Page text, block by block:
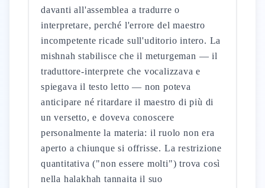
davanti all'assemblea a tradurre o
interpretare, perché l'errore del maestro
incompetente ricade sull'uditorio intero. La
mishnah stabilisce che il meturgeman — il
traduttore-interprete che vocalizzava e
spiegava il testo letto — non poteva
anticipare né ritardare il maestro di più di
un versetto, e doveva conoscere
personalmente la materia: il ruolo non era
aperto a chiunque si offrisse. La restrizione
quantitativa ("non essere molti") trova così
nella halakhah tannaita il suo